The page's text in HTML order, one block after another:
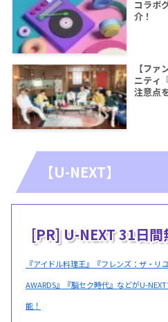
コラボ
介！
【フ
ニティ
注意点
【U-NEXT】
[PR] U-NEXT 31日間
『アイドル料理王』『フレンズ：ザ・リ
AWARDS』『脳セク時代』などがU-
能！